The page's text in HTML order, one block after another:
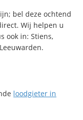
bel deze ochtend
Wij helpen u
ook in: Stiens,
loodgieter in